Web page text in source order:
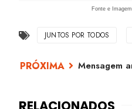
Fonte e
JUNTOS POR TODOS
Mensagem